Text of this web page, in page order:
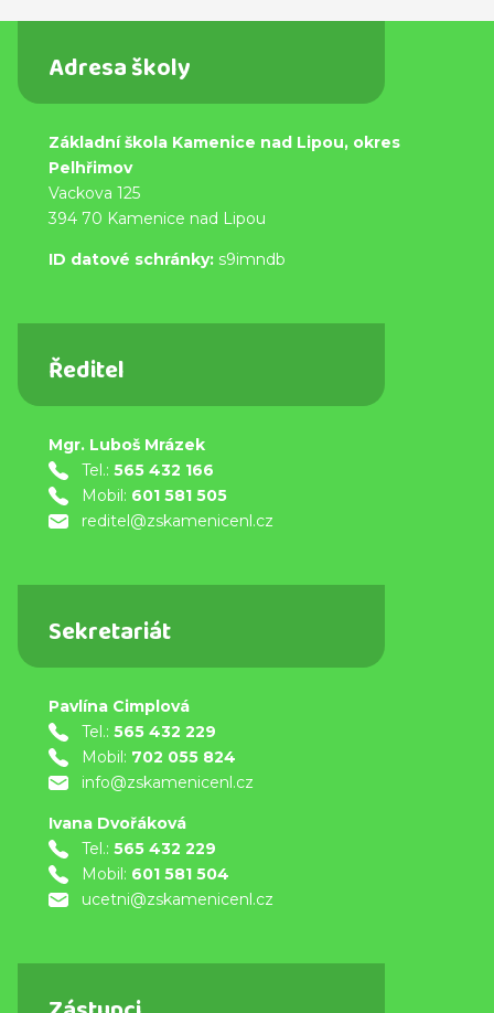
Adresa školy
Základní škola Kamenice nad Lipou, okres
Pelhřimov
Vackova 125
394 70 Kamenice nad Lipou
ID datové schránky: s9imndb
Ředitel
Mgr. Luboš Mrázek
Tel.: 565 432 166
Mobil: 601 581 505
reditel@zskamenicenl.cz
Sekretariát
Pavlína Cimplová
Tel.: 565 432 229
Mobil: 702 055 824
info@zskamenicenl.cz
Ivana Dvořáková
Tel.: 565 432 229
Mobil: 601 581 504
ucetni@zskamenicenl.cz